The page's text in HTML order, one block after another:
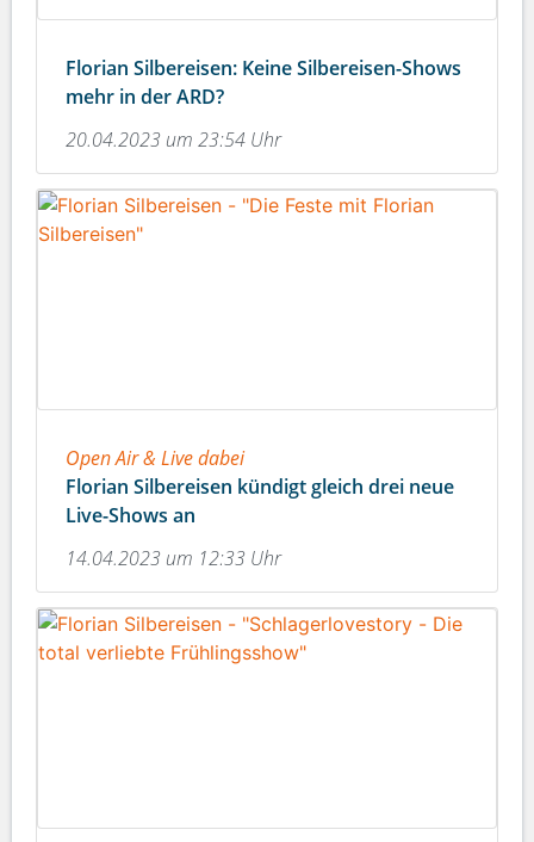
Florian Silbereisen: Keine Silbereisen-Shows
mehr in der ARD?
20.04.2023 um 23:54 Uhr
Open Air & Live dabei
Florian Silbereisen kündigt gleich drei neue
Live-Shows an
14.04.2023 um 12:33 Uhr